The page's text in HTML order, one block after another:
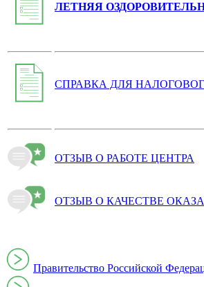
ЛЕТНЯЯ
СПРАВКА ДЛЯ
ОТЗЫВ О РАБОТЕ ЦЕНТРА
ОТЗЫВ О КАЧЕСТВЕ
Правительство Российской